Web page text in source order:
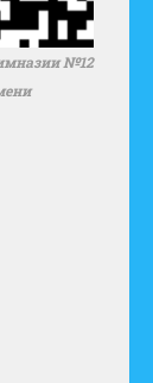
№12